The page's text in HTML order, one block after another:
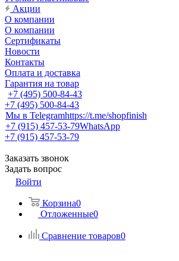
Акции
О компании
О компании
Сертификаты
Новости
Контакты
Оплата и доставка
Гарантия на товар
+7 (495) 500-84-43
+7 (495) 500-84-43
Мы в Telegramhttps://t.me/shopfinish
+7 (915) 457-53-79WhatsApp
+7 (915) 457-53-79
Заказать звонок
Задать вопрос
Войти
Корзина0
Отложенные0
Сравнение товаров0